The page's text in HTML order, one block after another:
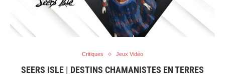
Critiques Jeux Vidéo
SEERS ISLE | DESTINS CHAMANISTES EN TERRES